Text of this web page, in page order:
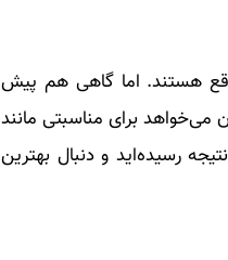
هستند. اما گاهی هم پیش
برای مناسبتی مانند
رسیده‌اید و دنبال بهترین